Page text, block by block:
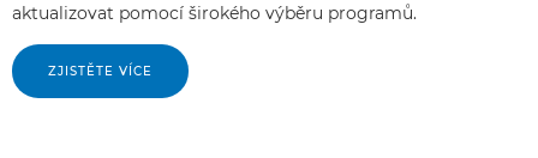
aktualizovat pomocí širokého výběru programů.
ZJISTĚTE VÍCE